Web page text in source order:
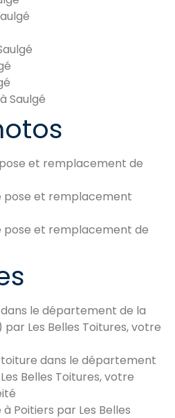
Saulgé
et remplacement de
pose et remplacement
pose et remplacement de
le département de la
Les Belles Toitures, votre
toiture dans le département
Belles Toitures, votre
Poitiers par Les Belles